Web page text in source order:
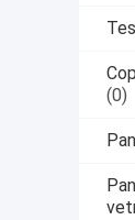
(0)